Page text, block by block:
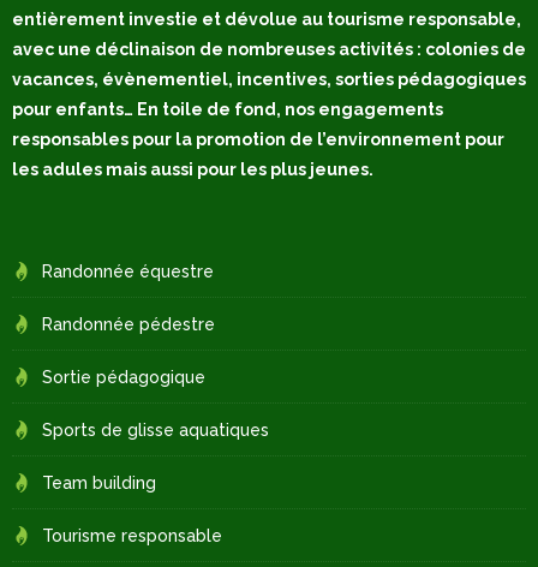
entièrement investie et dévolue au tourisme responsable,
avec une déclinaison de nombreuses activités : colonies de
vacances, évènementiel, incentives, sorties pédagogiques
pour enfants… En toile de fond, nos engagements
responsables pour la promotion de l’environnement pour
les adules mais aussi pour les plus jeunes.
Randonnée équestre
Randonnée pédestre
Sortie pédagogique
Sports de glisse aquatiques
Team building
Tourisme responsable